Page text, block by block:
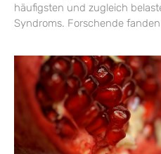
häufigsten und zugleich
Syndroms. Forschende